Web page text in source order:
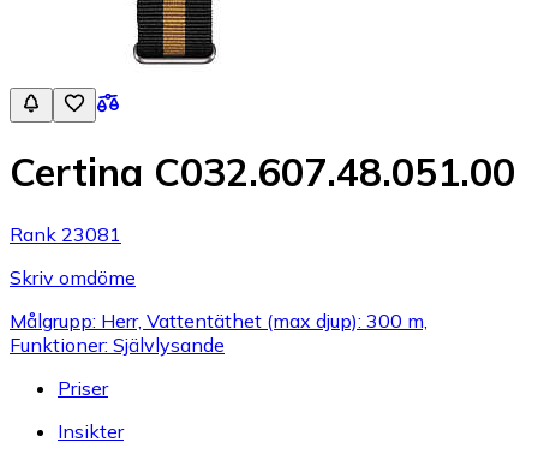
Certina C032.607.48.051.00
Rank 23081
Skriv omdöme
Målgrupp: Herr, Vattentäthet (max djup): 300 m,
Funktioner: Självlysande
Priser
Insikter